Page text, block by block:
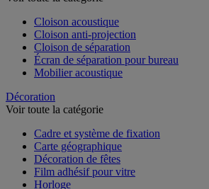
Cloison acoustique
Cloison anti-projection
Cloison de séparation
Écran de séparation pour bureau
Décoration
Cadre et système de fixation
Carte géographique
Décoration de fêtes
Film adhésif pour vitre